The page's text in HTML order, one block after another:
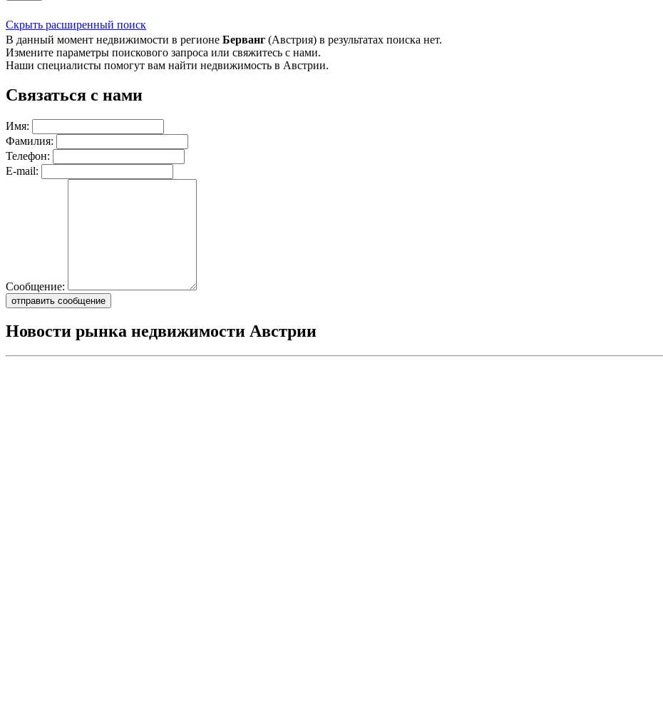
Скрыть расширенный поиск
В данный момент недвижимости в регионе Берванг (Австрия) в результатах поиска нет.
Измените параметры поискового запроса или свяжитесь с нами.
Наши специалисты помогут вам найти недвижимость в Австрии.
Связаться с нами
Имя:
Фамилия:
Телефон:
E-mail:
Сообщение:
отправить сообщение
Новости рынка недвижимости Австрии